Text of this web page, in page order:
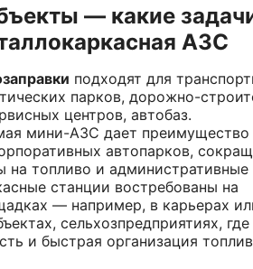
— какие
АЗС
подходят для
парков, дорожно-
центров, автобаз.
мини-АЗС дает преимущество
автопарков,
на топливо и административные
станции востребованы на
— например, в карьерах
сельхозпредприятиях, где
и быстрая организация